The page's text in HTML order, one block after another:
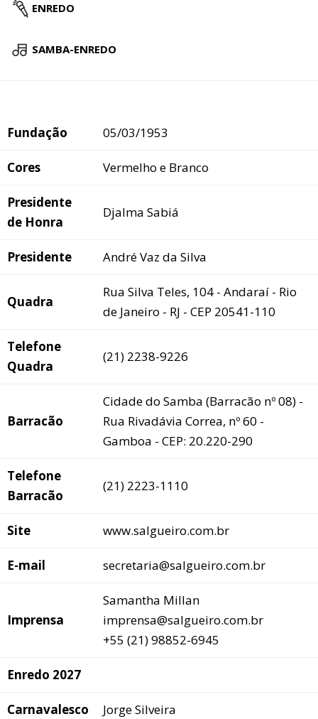
ENREDO
SAMBA-ENREDO
Fundação 05/03/1953
Cores Vermelho e Branco
Presidente
de Honra
Djalma Sabiá
Presidente André Vaz da Silva
Quadra
Rua Silva Teles, 104 - Andaraí - Rio
de Janeiro - RJ - CEP 20541-110
Telefone
Quadra
(21) 2238-9226
Barracão
Cidade do Samba (Barracão nº 08) -
Rua Rivadávia Correa, nº 60 -
Gamboa - CEP: 20.220-290
Telefone
Barracão
(21) 2223-1110
Site www.salgueiro.com.br
E-mail secretaria@salgueiro.com.br
Imprensa
Samantha Millan
imprensa@salgueiro.com.br
+55 (21) 98852-6945
Enredo 2027
Carnavalesco Jorge Silveira